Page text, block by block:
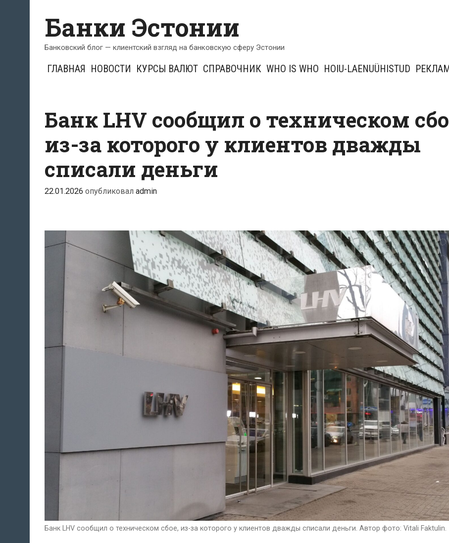
содержимому
Банки Эстонии
Банковский блог — клиентский взгляд на банковскую сферу Эстонии
ГЛАВНАЯ НОВОСТИ КУРСЫ ВАЛЮТ СПРАВОЧНИК WHO IS WHO HOIU-LAENUÜHISTUD
Банк LHV сообщил о техническом
из-за которого у клиентов дважды
списали деньги
22.01.2026 опубликовал admin
Банк LHV сообщил о техническом сбое, из-за которого у клиентов дважды списали деньги. Автор фото: Vitali Faktulin.